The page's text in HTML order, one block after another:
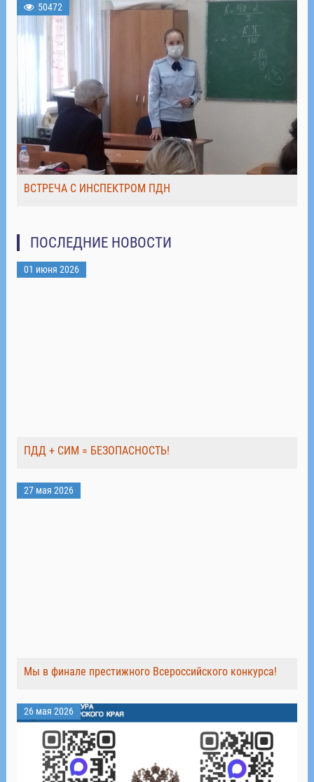
50472
ВСТРЕЧА С ИНСПЕКТРОМ ПДН
ПОСЛЕДНИЕ НОВОСТИ
01 июня 2026
ПДД + СИМ = БЕЗОПАСНОСТЬ!
27 мая 2026
Мы в финале престижного Всероссийского конкурса!
26 мая 2026